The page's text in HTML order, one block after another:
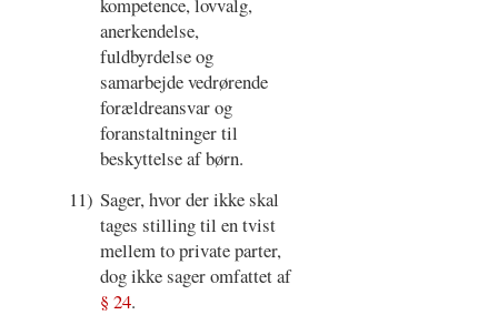
kompetence, lovvalg,
anerkendelse,
fuldbyrdelse og
samarbejde vedrørende
forældreansvar og
foranstaltninger til
beskyttelse af børn.
11) Sager, hvor der ikke skal
tages stilling til en tvist
mellem to private parter,
dog ikke sager omfattet af
§ 24.